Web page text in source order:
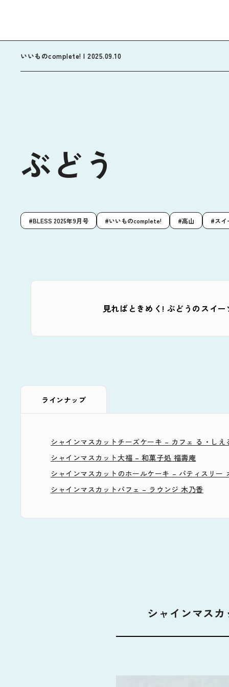
いいものcomplete! | 2025.09.10
ぶどう
BLESS 2025年9月号 いいものcomplete! 高山 スイ
見ればときめく! ぶどうのスイ
ラインナップ
シャインマスカットチーズケーキ – カフェ る・しえ
シャインマスカット大福 – 和菓子処 福壽庵
シャインマスカットのホールケーキ – パティスリー
シャインマスカットパフェ – ラウンジ 木乃香
シャインマス